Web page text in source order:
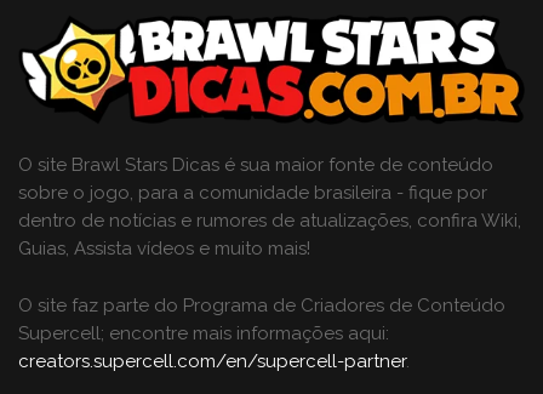
O site Brawl Stars Dicas é sua maior fonte de conteúdo
sobre o jogo, para a comunidade brasileira - fique por
dentro de notícias e rumores de atualizações, confira Wiki,
Guias, Assista vídeos e muito mais!
O site faz parte do Programa de Criadores de Conteúdo
Supercell; encontre mais informações aqui:
creators.supercell.com/en/supercell-partner.